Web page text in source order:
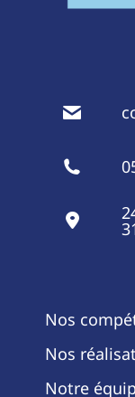
Nos
Nos
Notre